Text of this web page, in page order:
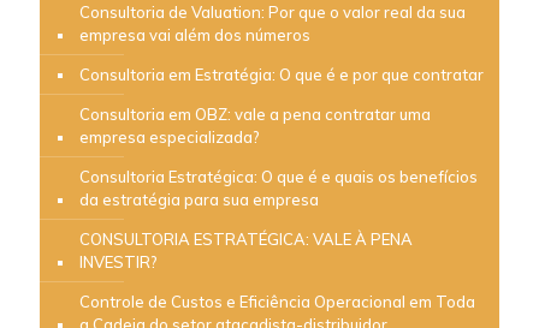
Consultoria de Valuation: Por que o valor real da sua
empresa vai além dos números
Consultoria em Estratégia: O que é e por que contratar
Consultoria em OBZ: vale a pena contratar uma
empresa especializada?
Consultoria Estratégica: O que é e quais os benefícios
da estratégia para sua empresa
CONSULTORIA ESTRATÉGICA: VALE À PENA
INVESTIR?
Controle de Custos e Eficiência Operacional em Toda